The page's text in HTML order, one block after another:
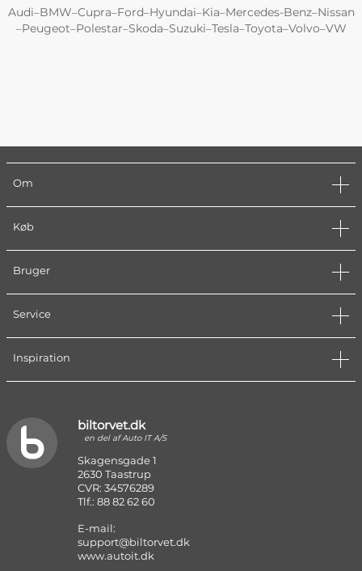
Audi–BMW–Cupra–Ford–Hyundai–Kia–Mercedes-Benz–Nissan
–Peugeot–Polestar–Skoda–Suzuki–Tesla–Toyota–Volvo–VW
Om
Køb
Bruger
Service
Inspiration
biltorvet.dk
en del af Auto IT A/S
Skagensgade 1
2630 Taastrup
CVR: 34576289
Tlf.: 88 82 62 60
E-mail:
support@biltorvet.dk
www.autoit.dk